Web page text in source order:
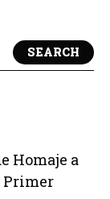
SEARCH
Homaje a
Primer